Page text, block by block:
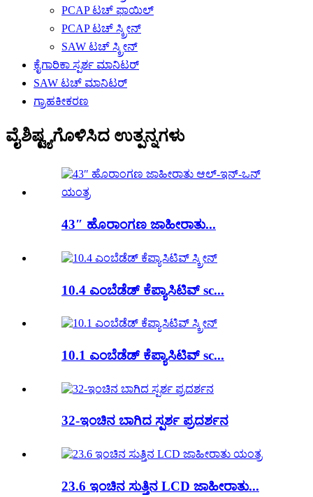
PCAP ಟಚ್ ಫಾಯಿಲ್
PCAP ಟಚ್ ಸ್ಕ್ರೀನ್
SAW ಟಚ್ ಸ್ಕ್ರೀನ್
ಕೈಗಾರಿಕಾ ಸ್ಪರ್ಶ ಮಾನಿಟರ್
SAW ಟಚ್ ಮಾನಿಟರ್
ಗ್ರಾಹಕೀಕರಣ
ವೈಶಿಷ್ಟ್ಯಗೊಳಿಸಿದ ಉತ್ಪನ್ನಗಳು
43″ ಹೊರಾಂಗಣ ಜಾಹೀರಾತು...
10.4 ಎಂಬೆಡೆಡ್ ಕೆಪ್ಯಾಸಿಟಿವ್ sc...
10.1 ಎಂಬೆಡೆಡ್ ಕೆಪ್ಯಾಸಿಟಿವ್ sc...
32-ಇಂಚಿನ ಬಾಗಿದ ಸ್ಪರ್ಶ ಪ್ರದರ್ಶನ
23.6 ಇಂಚಿನ ಸುತ್ತಿನ LCD ಜಾಹೀರಾತು...